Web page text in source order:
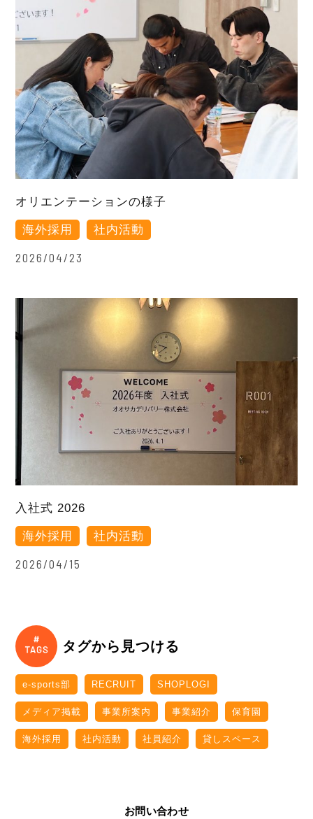
オリエンテーションの様子
海外採用 社内活動
2026/04/23
入社式 2026
海外採用 社内活動
2026/04/15
タグから見つける
e-sports部 RECRUIT SHOPLOGI
メディア掲載 事業所案内 事業紹介 保育園
海外採用 社内活動 社員紹介 貸しスペース
お問い合わせ